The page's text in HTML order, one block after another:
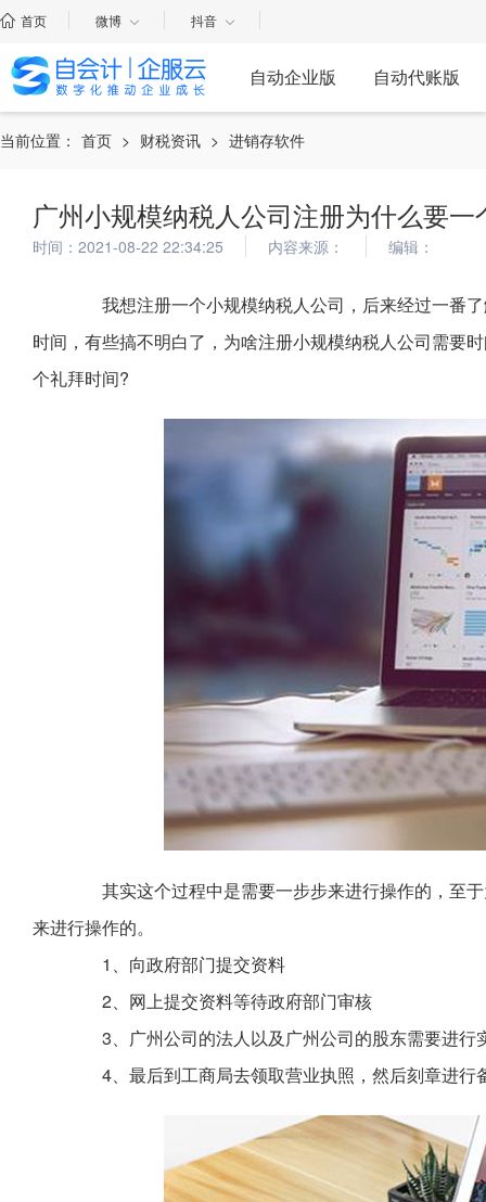
首页 微博 抖音
自动企业版 自动代账版
当前位置： 首页 > 财税资讯 > 进销存软件
广州小规模纳税人公司注册为什么要一
时间：2021-08-22 22:34:25 内容来源： 编辑：
我想注册一个小规模纳税人公司，后来经过一番了
时间，有些搞不明白了，为啥注册小规模纳税人公司需要
个礼拜时间?
其实这个过程中是需要一步步来进行操作的，至于
来进行操作的。
1、向政府部门提交资料
2、网上提交资料等待政府部门审核
3、广州公司的法人以及广州公司的股东需要进行
4、最后到工商局去领取营业执照，然后刻章进行